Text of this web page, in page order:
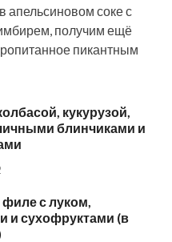
апельсиновом соке с
получим ещё
пикантным
кукурузой,
блинчиками и
с луком,
и сухофруктами (в